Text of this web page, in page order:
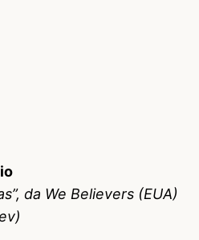
da We Believers (EUA)